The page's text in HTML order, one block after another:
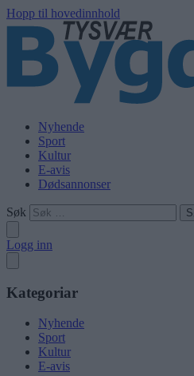
Hopp til hovedinnhold
Nyhende
Sport
Kultur
E-avis
Dødsannonser
Søk
Logg inn
Kategoriar
Nyhende
Sport
Kultur
E-avis